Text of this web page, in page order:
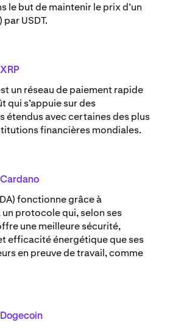
le but de maintenir le prix d’un
USDT.
un réseau de paiement rapide
qui s’appuie sur des
étendus avec certaines des plus
financières mondiales.
​​fonctionne grâce à
protocole qui, selon ses
une meilleure sécurité,
efficacité énergétique que ses
en preuve de travail, comme